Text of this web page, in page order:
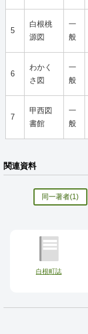
5
白根桃
源図
一
般
6
わかく
さ図
一
般
7
甲西図
書館
一
般
関連資料
同一著者(1)
白根町誌